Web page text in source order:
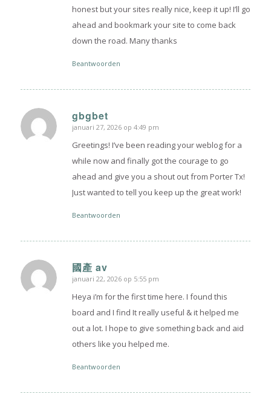
honest but your sites really nice, keep it up! I’ll go
ahead and bookmark your site to come back
down the road. Many thanks
Beantwoorden
gbgbet
zegt:
januari 27, 2026 op 4:49 pm
Greetings! I’ve been reading your weblog for a
while now and finally got the courage to go
ahead and give you a shout out from Porter Tx!
Just wanted to tell you keep up the great work!
Beantwoorden
國產 av
zegt:
januari 22, 2026 op 5:55 pm
Heya i’m for the first time here. I found this
board and I find It really useful & it helped me
out a lot. I hope to give something back and aid
others like you helped me.
Beantwoorden